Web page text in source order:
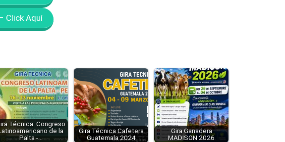
Click Aquí
Técnica: Congreso
de la
Palta -…
Gira Técnica Cafetera
Guatemala 2024
Gira Ganadera
MADISON 2026